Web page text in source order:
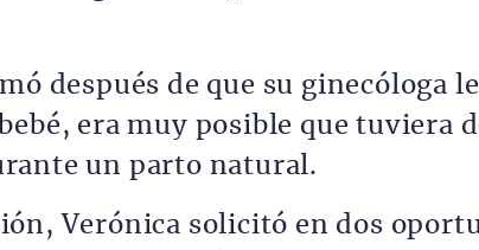
después de que su ginecóloga
era muy posible que tuviera
un parto natural.
Verónica solicitó en dos